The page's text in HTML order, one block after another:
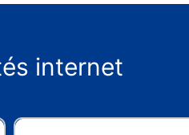
internet